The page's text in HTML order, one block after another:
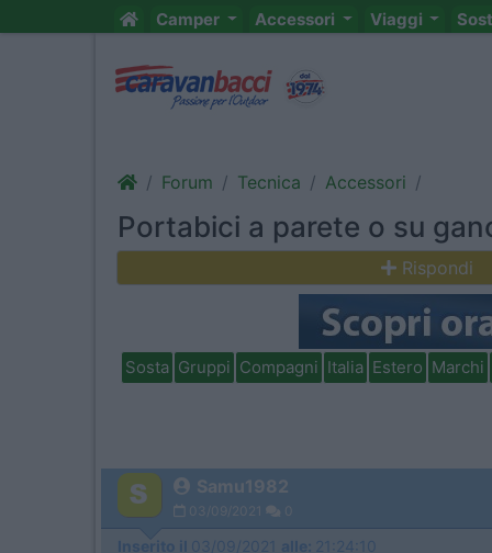
Camper Accessori Viaggi
Forum Tecnica Accessori
Portabici a parete o su
Rispondi
Sosta Gruppi Compagni Italia Estero Marchi
Samu1982
03/09/2021 0
Inserito il 03/09/2021 alle: 21:24:10